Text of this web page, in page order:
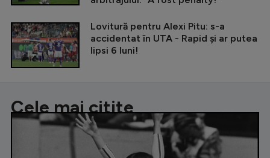
Lovitură pentru Alexi Pitu: s-a
accidentat în UTA - Rapid și ar putea
lipsi 6 luni!
Cele mai citite